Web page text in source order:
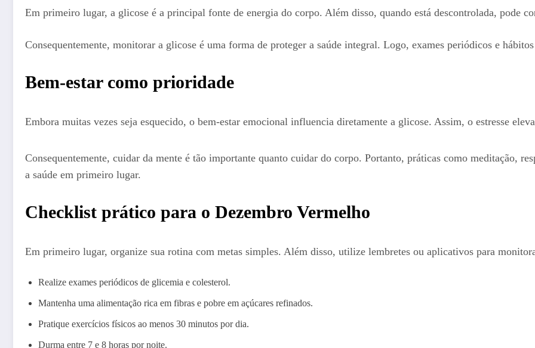
Em primeiro lugar, a glicose é a principal fonte de energia do corpo. Além disso, quando está descontrolada, pode
Consequentemente, monitorar a glicose é uma forma de proteger a saúde integral. Logo, exames periódicos e
Bem-estar como prioridade
Embora muitas vezes seja esquecido, o bem-estar emocional influencia diretamente a glicose. Assim, o estresse
Consequentemente, cuidar da mente é tão importante quanto cuidar do corpo. Portanto, práticas como meditação,
a saúde em primeiro lugar.
Checklist prático para o Dezembro Vermelho
Em primeiro lugar, organize sua rotina com metas simples. Além disso, utilize lembretes ou aplicativos para
Realize exames periódicos de glicemia e colesterol.
Mantenha uma alimentação rica em fibras e pobre em açúcares refinados.
Pratique exercícios físicos ao menos 30 minutos por dia.
Durma entre 7 e 8 horas por noite.